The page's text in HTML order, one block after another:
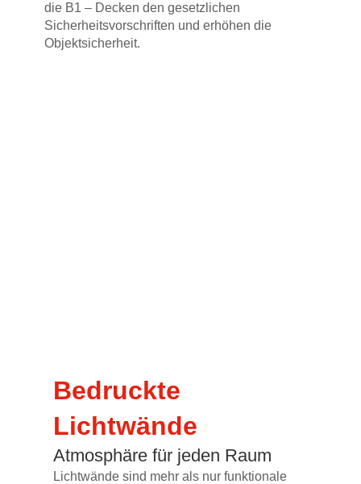
die B1 – Decken den gesetzlichen
Sicherheitsvorschriften und erhöhen die
Objektsicherheit.
Bedruckte
Lichtwände
Atmosphäre für jeden Raum
Lichtwände sind mehr als nur funktionale